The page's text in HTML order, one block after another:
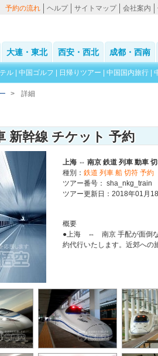
予約の流れ ヘルプ サイトマップ 会社案内
大連・東北 西安・西北 成都・西南
ル 中国ゴルフ 日帰りツアー 中国国内旅行
> 詳細
新幹線 チケット 予約
上海 ⇔ 南京 鉄道 列車 動車
種別： 鉄道 列車 船 切符 予約
ツアー番号： sha_nkg_train
ツアー更新日：2018年01月
概要
●上海 ⇔ 南京 手配が面倒な
約代行いたします。近郊への